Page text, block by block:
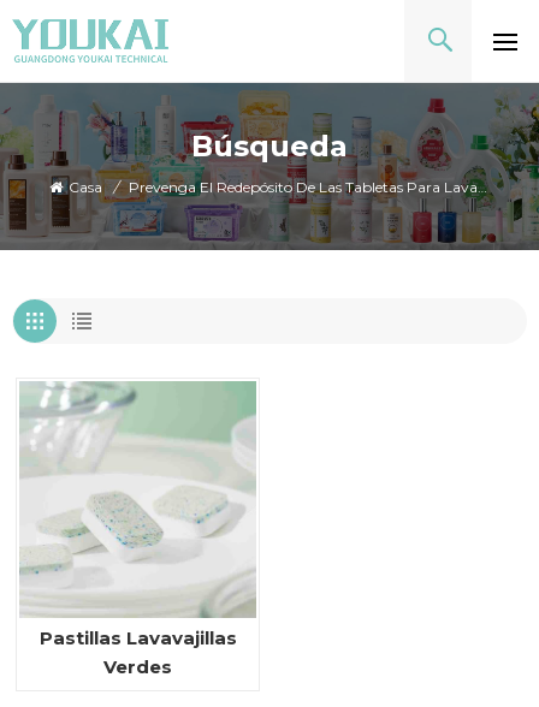
Búsqueda
Casa / Prevenga El Redepósito De Las Tabletas Para Lavavajillas
Pastillas Lavavajillas
Verdes